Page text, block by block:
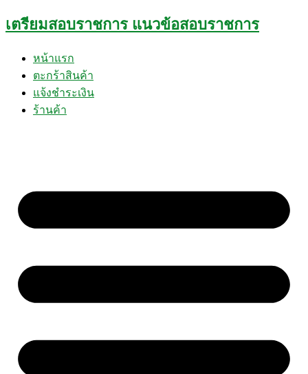
Skip
to
เตรียมสอบราชการ แนวข้อสอบราชการ
หน้าแรก
ตะกร้าสินค้า
แจ้งชำระเงิน
ร้านค้า